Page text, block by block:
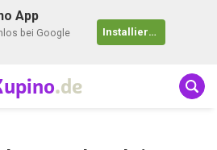
App
bei Google
Installieren
.de